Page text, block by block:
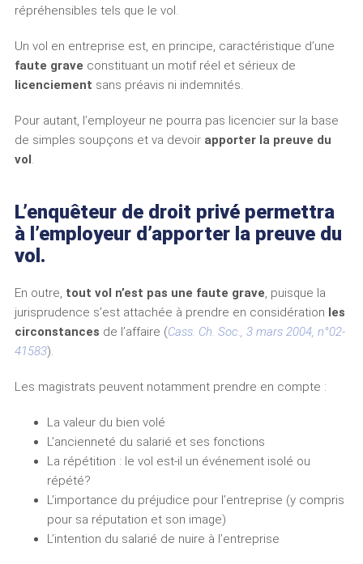
répréhensibles tels que le vol.
Un vol en entreprise est, en principe, caractéristique d’une
faute grave constituant un motif réel et sérieux de
licenciement sans préavis ni indemnités.
Pour autant, l’employeur ne pourra pas licencier sur la base
de simples soupçons et va devoir apporter la preuve du
vol.
L’enquêteur de droit privé permettra
à l’employeur d’apporter la preuve du
vol.
En outre, tout vol n’est pas une faute grave, puisque la
jurisprudence s’est attachée à prendre en considération les
circonstances de l’affaire (Cass. Ch. Soc., 3 mars 2004, n°02-
41583).
Les magistrats peuvent notamment prendre en compte :
La valeur du bien volé
L’ancienneté du salarié et ses fonctions
La répétition : le vol est-il un événement isolé ou
répété?
L’importance du préjudice pour l’entreprise (y compris
pour sa réputation et son image)
L’intention du salarié de nuire à l’entreprise